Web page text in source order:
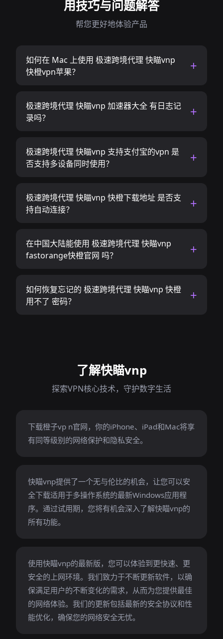
用技巧与问题解答
帮您更好地体验产品
如何在 Mac 上使用 极速跨境代理 快瞄vnp
快橙vpn苹果？
极速跨境代理 快瞄vnp 加速器大全 有日志记
录吗？
极速跨境代理 快瞄vnp 支持支付宝的vpn 是
否支持多设备同时使用？
极速跨境代理 快瞄vnp 快橙下载地址 是否支
持自动连接？
在中国大陆能使用 极速跨境代理 快瞄vnp
fastorange快橙官网 吗？
如何恢复忘记的 极速跨境代理 快瞄vnp 快橙
用不了 密码？
了解快瞄vnp
探索VPN核心技术，守护数字生活
下载橙子vp n官网，你的iPhone、iPad和Mac将享
有同等级别的网络保护和隐私安全。
快瞄vnp提供了一个无与伦比的机会，让您可以安
全下载适用于多操作系统的最新Windows应用程
序。通过试用期，您将有机会深入了解快瞄vnp的
所有功能。
使用快瞄vnp的最新版，您可以体验到更快速、更
安全的上网环境。我们致力于不断更新软件，以确
保满足用户的不断变化的需求，从而为您提供最佳
的网络体验。我们的更新包括最新的安全协议和性
能优化，确保您的网络安全无忧。